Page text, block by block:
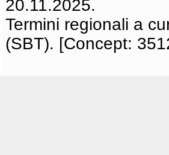
20.11.2025.
Termini regionali a
(SBT). [Concept: